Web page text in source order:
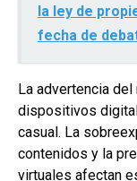
la ley de
fecha de
La advertencia
dispositivos
casual. La
contenidos y la
virtuales afectan